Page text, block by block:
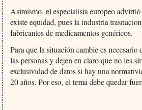
Asimismo, el especialista europeo
existe equidad, pues la industria
fabricantes de medicamentos genéricos.
Para que la situación cambie es
las personas y dejen en claro que no les
exclusividad de datos si hay una
20 años. Por eso, el tema debe quedar